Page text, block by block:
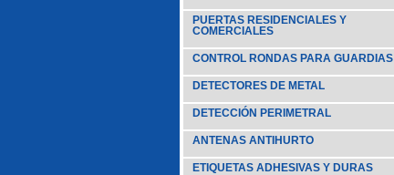
PUERTAS RESIDENCIALES Y
COMERCIALES
CONTROL RONDAS PARA GUARDIAS
DETECTORES DE METAL
DETECCIÓN PERIMETRAL
ANTENAS ANTIHURTO
ETIQUETAS ADHESIVAS Y DURAS